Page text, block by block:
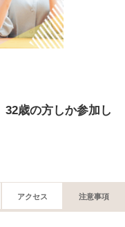
32歳の方しか参加し
アクセス 注意事項